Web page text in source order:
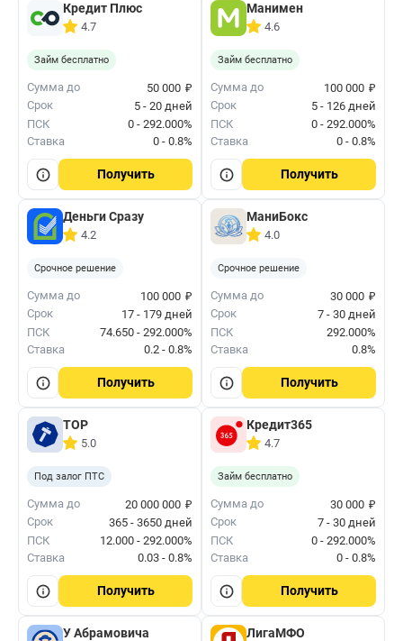
Кредит Плюс
4.7
Займ бесплатно
Сумма до 50 000 ₽
Срок
5 - 20 дней
ПСК
0 - 292.000%
Ставка
0 - 0.8%
Получить
Манимен
4.6
Займ бесплатно
Сумма до 100 000 ₽
Срок
5 - 126 дней
ПСК
0 - 292.000%
Ставка
0 - 0.8%
Получить
Деньги Сразу
4.2
Срочное решение
Сумма до 100 000 ₽
Срок
17 - 179 дней
ПСК
74.650 - 292.000%
Ставка
0.2 - 0.8%
Получить
МаниБокс
4.0
Срочное решение
Сумма до 30 000 ₽
Срок
7 - 30 дней
ПСК
292.000%
Ставка
0.8%
Получить
ТОР
5.0
Под залог ПТС
Сумма до 20 000 000 ₽
Срок
365 - 3650 дней
ПСК
12.000 - 292.000%
Ставка
0.03 - 0.8%
Получить
Кредит365
4.7
Займ бесплатно
Сумма до 30 000 ₽
Срок
7 - 30 дней
ПСК
0 - 292.000%
Ставка
0 - 0.8%
Получить
У Абрамовича ЛигаМФО